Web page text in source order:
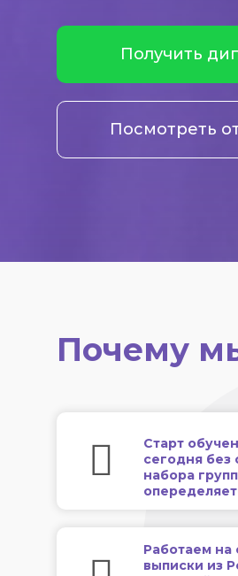
Получить
Посмотреть
Почему
Старт
сегодня без
набора
Работаем на
выписки из